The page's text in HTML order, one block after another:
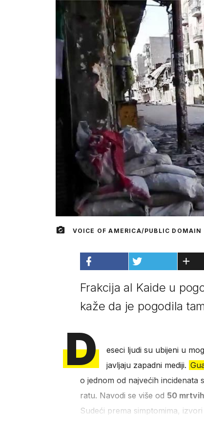
VOICE OF AMERICA/PUBLIC DOMAIN
Frakcija al Kaide u
kaže da je pogodila
D eseci ljudi su ubijeni u
javljaju zapadni mediji.
o jednom od najvećih incidenata
ratu. Navodi se više od 50 mrtvih
Sudeći prema simptomima,